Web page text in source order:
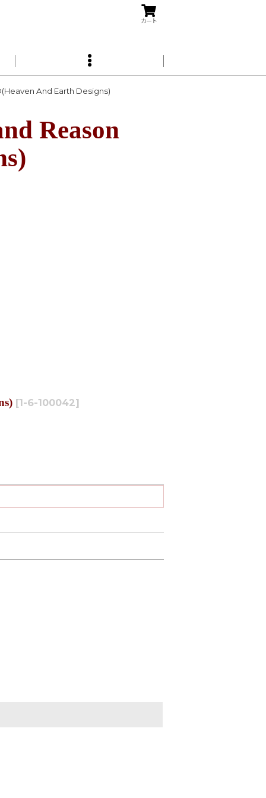
カート
And Earth Designs)
Reason
[1-6-100042]